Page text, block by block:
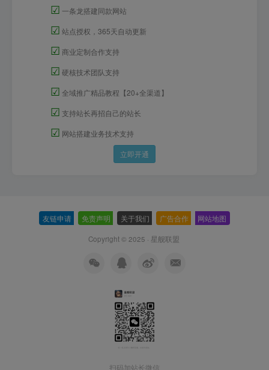
☑ 一条龙搭建同款网站
☑ 站点授权，365天自动更新
☑ 商业定制合作支持
☑ 硬核技术团队支持
☑ 全域推广精品教程【20+全渠道】
☑ 支持站长再招自己的站长
☑ 网站搭建业务技术支持
立即开通
友链申请 免责声明 关于我们 广告合作 网站地图
Copyright © 2025 · 星舰联盟
扫码加站长微信